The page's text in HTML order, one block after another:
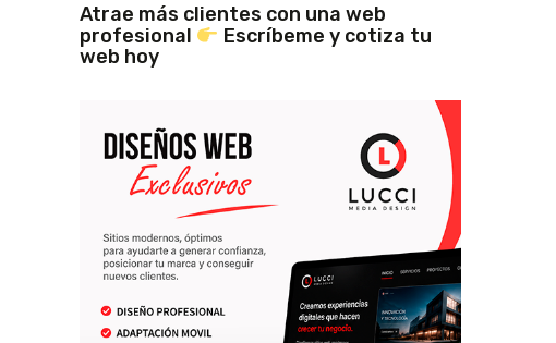
Atrae más clientes con una web
profesional
Escríbeme y cotiza tu
web hoy